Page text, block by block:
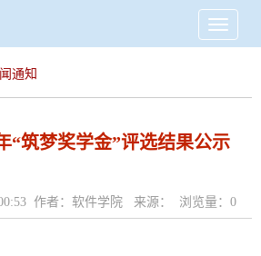
Toggle
通知
“筑梦奖学金”评选结果公示
作者：软件学院 来源： 浏览量： 0